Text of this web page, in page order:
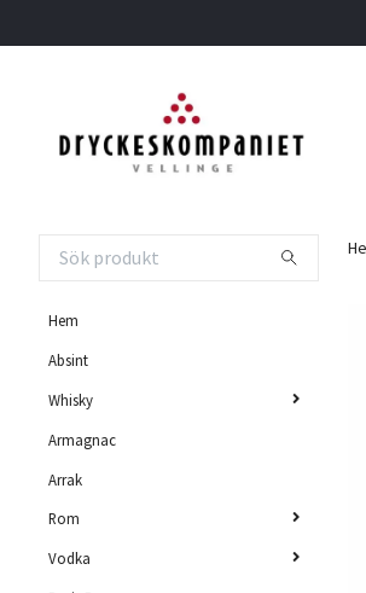
Hem
Absint
Whisky
Armagnac
Arrak
Rom
Vodka